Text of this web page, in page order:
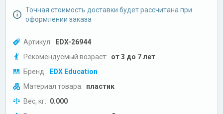
Точная стоимость доставки будет рассчитана при
оформлении заказа
Артикул: EDX-26944
Рекомендуемый возраст: от 3 до 7 лет
Бренд: EDX Education
Материал товара: пластик
Вес, кг: 0.000